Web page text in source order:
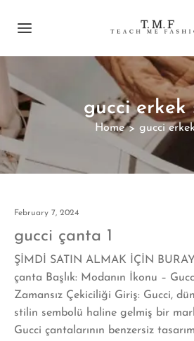
gucci erkek
Home > gucci
February 7, 2024
gucci çanta 1
ŞİMDİ SATIN ALMAK İÇİN
çanta Başlık: Modanın İkonu –
Zamansız Çekiciliği Giriş: Gucci,
stilin sembolü haline gelmiş bir
Gucci çantalarının benzersiz